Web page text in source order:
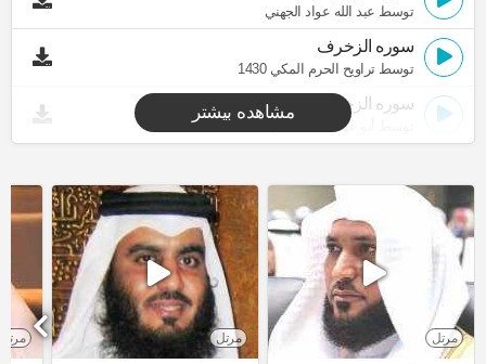
توسط عبد الله عواد الجهني
سوره الزخرف
توسط تراويح الحرم المكي 1430
سوره الزخرف
توسط أبو عبد الله المظفر
مشاهده بیشتر
مرتل مرتل مرتل